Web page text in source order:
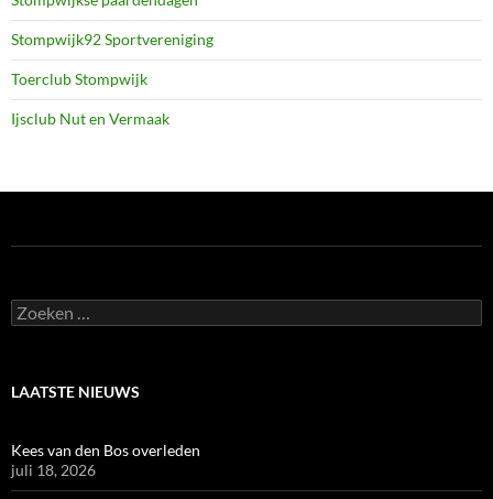
Stompwijk92 Sportvereniging
Toerclub Stompwijk
Ijsclub Nut en Vermaak
Zoeken
naar:
LAATSTE NIEUWS
Kees van den Bos overleden
juli 18, 2026